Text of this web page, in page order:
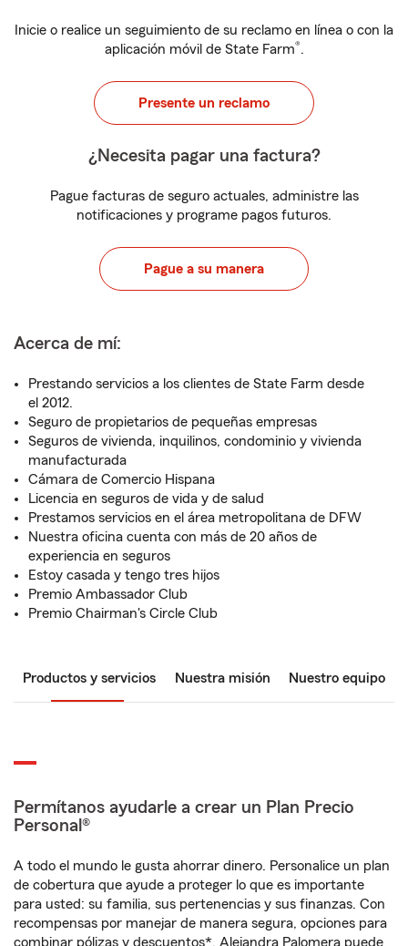
Inicie o realice un seguimiento de su reclamo en línea o con la
aplicación móvil de State Farm®.
Presente un reclamo
¿Necesita pagar una factura?
Pague facturas de seguro actuales, administre las
notificaciones y programe pagos futuros.
Pague a su manera
Acerca de mí:
Prestando servicios a los clientes de State Farm desde
el 2012.
Seguro de propietarios de pequeñas empresas
Seguros de vivienda, inquilinos, condominio y vivienda
manufacturada
Cámara de Comercio Hispana
Licencia en seguros de vida y de salud
Prestamos servicios en el área metropolitana de DFW
Nuestra oficina cuenta con más de 20 años de
experiencia en seguros
Estoy casada y tengo tres hijos
Premio Ambassador Club
Premio Chairman's Circle Club
Productos y servicios Nuestra misión Nuestro equipo
Permítanos ayudarle a crear un Plan Precio
Personal®
A todo el mundo le gusta ahorrar dinero. Personalice un plan
de cobertura que ayude a proteger lo que es importante
para usted: su familia, sus pertenencias y sus finanzas. Con
recompensas por manejar de manera segura, opciones para
combinar pólizas y descuentos*, Alejandra Palomera puede